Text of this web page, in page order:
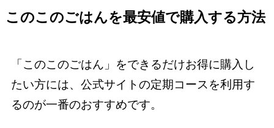
このこのごはんを最安値で購入する方法
「このこのごはん」をできるだけお得に購入し
たい方には、公式サイトの定期コースを利用す
るのが一番のおすすめです。